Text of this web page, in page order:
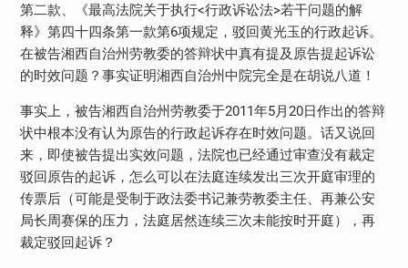
第二款、《最高法院关于执行<行政诉讼法>若干问题的解
释》第四十四条第一款第6项规定，驳回黄光玉的行政起诉。
在被告湘西自治州劳教委的答辩状中真有提及原告提起诉讼
的时效问题？事实证明湘西自治州中院完全是在胡说八道！
事实上，被告湘西自治州劳教委于2011年5月20日作出的答辩
状中根本没有认为原告的行政起诉存在时效问题。话又说回
来，即使被告提出实效问题，法院也已经通过审查没有裁定
驳回原告的起诉，怎么可以在法庭连续发出三次开庭审理的
传票后（可能是受制于政法委书记兼劳教委主任、再兼公安
局长周赛保的压力，法庭居然连续三次未能按时开庭），再
裁定驳回起诉？